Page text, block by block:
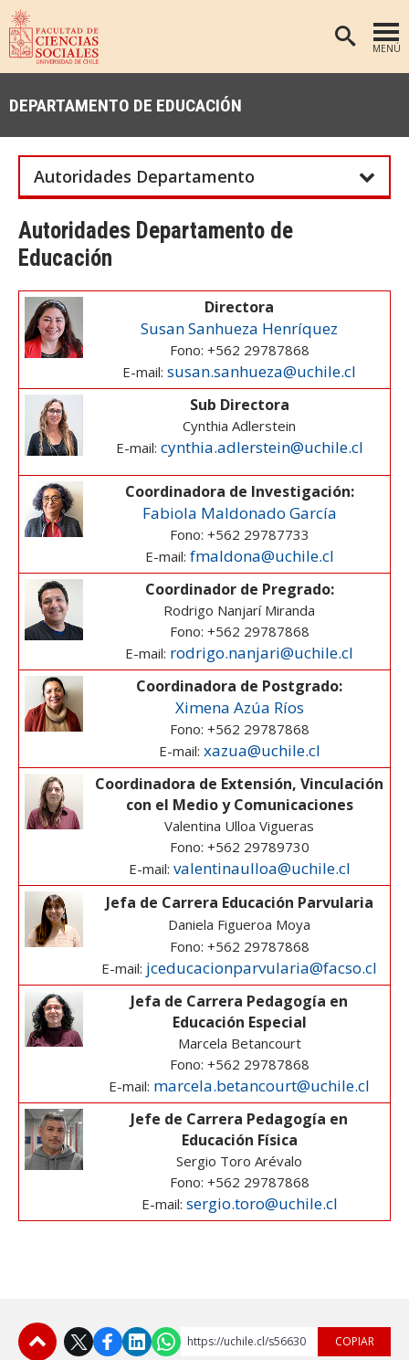
MENÚ
DEPARTAMENTOS
ANTROPOLOGÍA
EDUCACIÓN
SOCIOLOGÍA
TRABAJO SOCIAL
PREGRADO
POSTGRADO
PUBLICACIONES
EXTENSIÓN
BIBLIOTECA
ADMISIÓN
ESTUDIANTES
ACADÉMICOS
FUNCIONARIOS
EGRESADOS
DEPARTAMENTO DE EDUCACIÓN
Autoridades Departamento
Autoridades Departamento de
Educación
Directora
Susan Sanhueza Henríquez
Fono: +562 29787868
E-mail: susan.sanhueza@uchile.cl
Sub Directora
Cynthia Adlerstein
E-mail: cynthia.adlerstein@uchile.cl
Coordinadora de Investigación:
Fabiola Maldonado García
Fono: +562 29787733
E-mail: fmaldona@uchile.cl
Coordinador de Pregrado:
Rodrigo Nanjarí Miranda
Fono: +562 29787868
E-mail: rodrigo.nanjari@uchile.cl
Coordinadora de Postgrado:
Ximena Azúa Ríos
Fono: +562 29787868
E-mail: xazua@uchile.cl
Coordinadora de Extensión, Vinculación
con el Medio y Comunicaciones
Valentina Ulloa Vigueras
Fono: +562 29789730
E-mail: valentinaulloa@uchile.cl
Jefa de Carrera Educación Parvularia
Daniela Figueroa Moya
Fono: +562 29787868
E-mail: jceducacionparvularia@facso.cl
Jefa de Carrera Pedagogía en
Educación Especial
Marcela Betancourt
Fono: +562 29787868
E-mail: marcela.betancourt@uchile.cl
Jefe de Carrera Pedagogía en
Educación Física
Sergio Toro Arévalo
Fono: +562 29787868
E-mail: sergio.toro@uchile.cl
https://uchile.cl/s56630 COPIAR